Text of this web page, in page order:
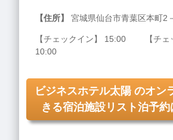
【住所】 宮城県仙台市青葉区本町2
【チェックイン】 15:00 【チェ
10:00
ビジネスホテル太陽 のオン
きる宿泊施設リスト泊予